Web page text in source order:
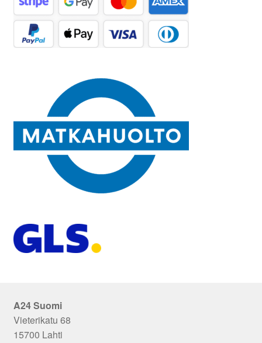
A24 Suomi
Vieterikatu 68
15700 Lahti